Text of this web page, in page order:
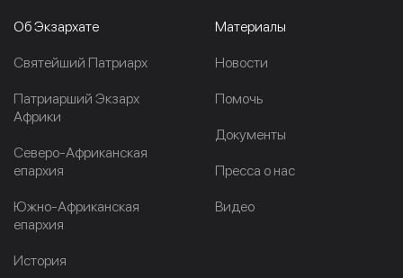
Об Экзархате
Cвятейший Патриарх
Патриарший Экзарх
Африки
Северо-Африканская
епархия
Южно-Африканская
епархия
История
Материалы
Новости
Помочь
Документы
Пресса о нас
Видео